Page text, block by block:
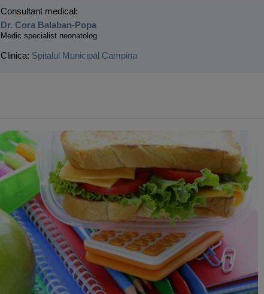
Consultant medical:
Dr. Cora Balaban-Popa
Medic specialist neonatolog
Clinica: Spitalul Municipal Campina